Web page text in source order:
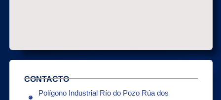
CONTACTO
Polígono Industrial Río do Pozo Rúa dos